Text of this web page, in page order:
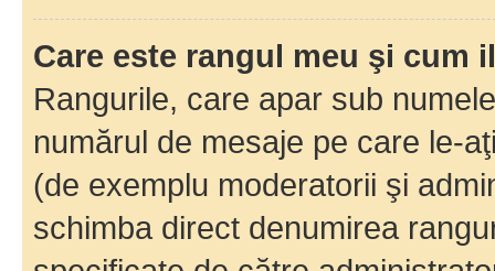
Care este rangul meu şi cum
Rangurile, care apar sub
numărul de mesaje pe care le-
(de exemplu moderatorii şi
schimba direct denumirea